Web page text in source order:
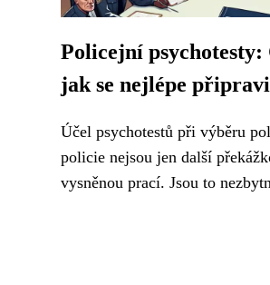
Policejní psychotesty:
jak se nejlépe
Účel psychotestů při výběru
policie nejsou jen další
vysněnou prací. Jsou to